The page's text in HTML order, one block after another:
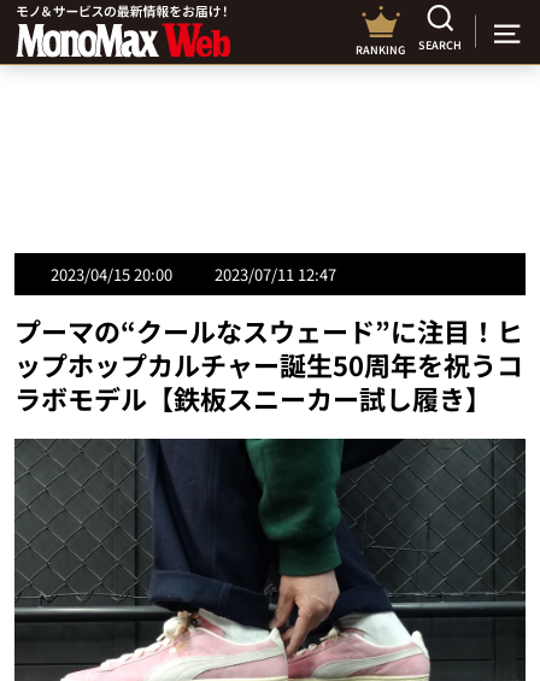
RANKING SEARCH
2023/04/15 20:00 2023/07/11 12:47
プーマの“クールなスウェード”に注目！ヒ
ップホップカルチャー誕生50周年を祝うコ
ラボモデル【鉄板スニーカー試し履き】